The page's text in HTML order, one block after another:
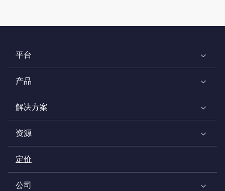
平台
产品
解决方案
资源
定价
公司